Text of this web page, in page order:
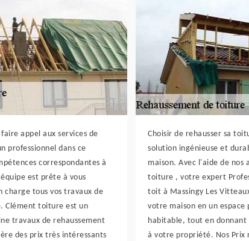
appel aux services de
professionnel dans ce
correspondantes à
est prête à vous
charge tous vos travaux de
Clément toiture est un
travaux de rehaussement
des prix très intéressants
Choisir de rehausser sa
solution ingénieuse et
maison. Avec l'aide de nos
toiture , votre expert
toit à Massingy Les
votre maison en un espace
habitable, tout en donnant
à votre propriété. Nos Prix